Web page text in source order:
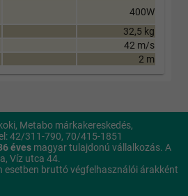
400W
32,5 kg
42 m/s
2 m
Metabo márkakereskedés,
42/311-790, 70/415-1851
évesmagyar tulajdonú vállalkozás. A
Víz utca 44.
esetben bruttó végfelhasználói árakként